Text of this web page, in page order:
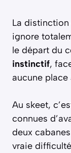
La distinction
ignore
le départ du
instinctif,
aucune place
Au skeet,
connues
deux
vraie